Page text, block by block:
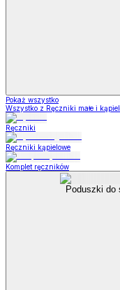
Pokaż wszystko
Wszystko z Ręczniki małe i
Ręczniki
Ręczniki kąpielowe
Komplet ręczników
Poduszki do